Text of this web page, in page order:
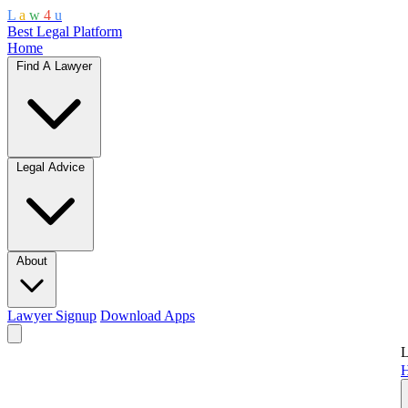
L a w 4 u
Best Legal Platform
Home
Find A Lawyer
Legal Advice
About
Lawyer Signup Download Apps